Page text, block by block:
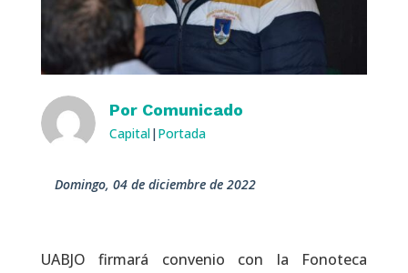
Por Comunicado
Capital| Portada
domingo, 04 de diciembre de 2022
UABJO firmará convenio con la Fonoteca